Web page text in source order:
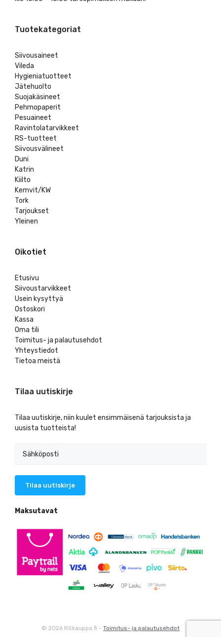
Tuotekategoriat
Siivousaineet
Vileda
Hygieniatuotteet
Jätehuolto
Suojakäsineet
Pehmopaperit
Pesuaineet
Ravintolatarvikkeet
RS-tuotteet
Siivousvälineet
Duni
Katrin
Kiilto
Kemvit/KW
Tork
Tarjoukset
Yleinen
Oikotiet
Etusivu
Siivoustarvikkeet
Usein kysyttyä
Ostoskori
Kassa
Oma tili
Toimitus- ja palautusehdot
Yhteystiedot
Tietoa meistä
Tilaa uutiskirje
Tilaa uutiskirje, niin kuulet ensimmäisenä tarjouksista ja
uusista tuotteista!
Maksutavat
© 2026 RSkauppa.fi - Toimitus- ja palautusehdot